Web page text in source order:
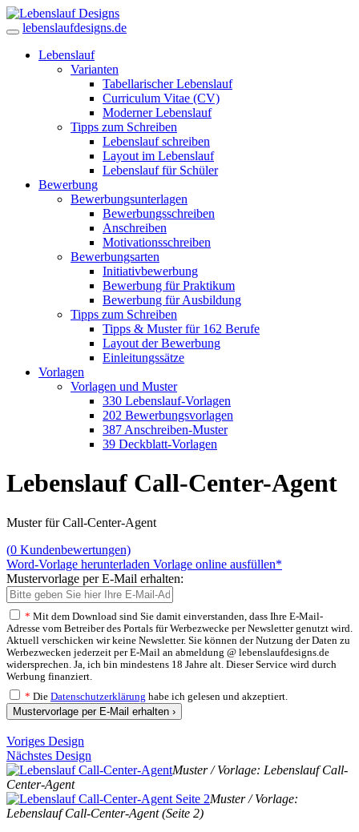
lebenslaufdesigns.de
Lebenslauf
Varianten
Tabellarischer Lebenslauf
Curriculum Vitae (CV)
Moderner Lebenslauf
Tipps zum Schreiben
Lebenslauf schreiben
Layout im Lebenslauf
Lebenslauf für Schüler
Bewerbung
Bewerbungsunterlagen
Bewerbungsschreiben
Anschreiben
Motivationsschreiben
Bewerbungsarten
Initiativbewerbung
Bewerbung für Praktikum
Bewerbung für Ausbildung
Tipps zum Schreiben
Tipps & Muster für 162 Berufe
Layout der Bewerbung
Einleitungssätze
Vorlagen
Vorlagen und Muster
330 Lebenslauf-Vorlagen
202 Bewerbungsvorlagen
387 Anschreiben-Muster
39 Deckblatt-Vorlagen
Lebenslauf Call-Center-Agent
Muster für Call-Center-Agent
(0 Kundenbewertungen)
Word-Vorlage herunterladen Vorlage online ausfüllen*
Mustervorlage per E-Mail erhalten:
* Mit dem Download sind Sie damit einverstanden, dass Ihre E-Mail-
Adresse vom Betreiber des Portals für Werbezwecke per Newsletter genutzt wird.
Aktuell verschicken wir keine Newsletter. Sie können der Nutzung der Daten zu
Werbezwecken jederzeit per E-Mail an abmeldung @ lebenslaufdesigns.de
widersprechen. Ja, ich bin mindestens 18 Jahre alt. Dieser Service wird durch
Werbung finanziert.
* Die Datenschutzerklärung habe ich gelesen und akzeptiert.
Mustervorlage per E-Mail erhalten ›
Voriges Design
Nächstes Design
Muster / Vorlage: Lebenslauf Call-
Center-Agent
Muster / Vorlage:
Lebenslauf Call-Center-Agent (Seite 2)